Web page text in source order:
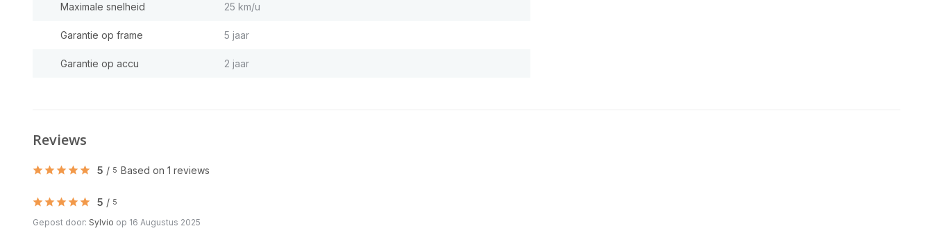
Maximale snelheid 25 km/u
Garantie op frame 5 jaar
Garantie op accu 2 jaar
Reviews
5 / 5 Based on 1 reviews
5 / 5
Gepost door: Sylvio op 16 Augustus 2025